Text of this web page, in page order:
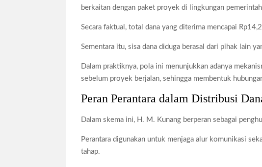
berkaitan dengan paket proyek di lingkungan
Secara faktual, total dana yang diterima mencapai
Sementara itu, sisa dana diduga berasal dari pihak lain
Dalam praktiknya, pola ini menunjukkan adanya
sebelum proyek berjalan, sehingga membentuk
Peran Perantara dalam Distribusi
Dalam skema ini, H. M. Kunang berperan sebagai
Perantara digunakan untuk menjaga alur komunikasi
tahap.